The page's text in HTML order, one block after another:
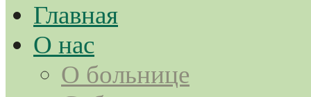
Главная
О нас
О больнице